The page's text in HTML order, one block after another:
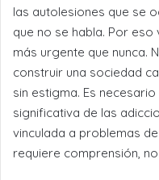
las autolesiones que se
que no se habla. Por eso
más urgente que nunca.
construir una sociedad
sin estigma. Es
significativa de las
vinculada a problemas
requiere comprensión,